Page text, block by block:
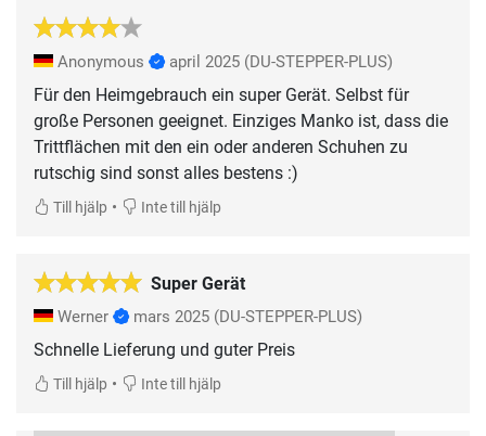
Anonymous april 2025 (DU-STEPPER-PLUS)
Für den Heimgebrauch ein super Gerät. Selbst für
große Personen geeignet. Einziges Manko ist, dass die
Trittflächen mit den ein oder anderen Schuhen zu
rutschig sind sonst alles bestens :)
Till hjälp • Inte till hjälp
Super Gerät
Werner mars 2025 (DU-STEPPER-PLUS)
Schnelle Lieferung und guter Preis
Till hjälp • Inte till hjälp